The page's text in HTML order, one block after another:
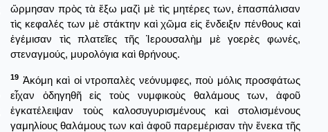
ὥρμησαν πρὸς τὰ ἔξω μαζὶ μὲ τὶς μητέρες των, ἐπασπάλισαν
τὶς κεφαλές των μὲ στάκτην καὶ χῶμα εἰς ἔνδειξιν πένθους καὶ
ἐγέμισαν τὶς πλατεῖες τῆς Ἱερουσαλὴμ μὲ γοερὲς φωνές,
στεναγμούς, μυρολόγια καὶ θρήνους.
19 Ἀκόμη καὶ οἱ ντροπαλὲς νεόνυμφες, ποὺ μόλις προσφάτως
εἶχαν ὁδηγηθῆ εἰς τοὺς νυμφικοὺς θαλάμους των, ἀφοῦ
ἐγκατέλειψαν τοὺς καλοσυγυρισμένους καὶ στολισμένους
γαμηλίους θαλάμους των καὶ ἀφοῦ παρεμέρισαν τὴν ἕνεκα τῆς